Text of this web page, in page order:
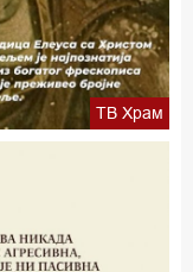
ТВ Храм